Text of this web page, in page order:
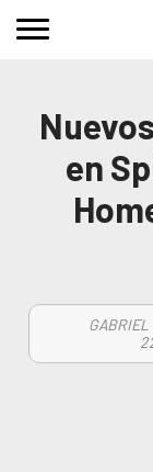
en
GABRIEL